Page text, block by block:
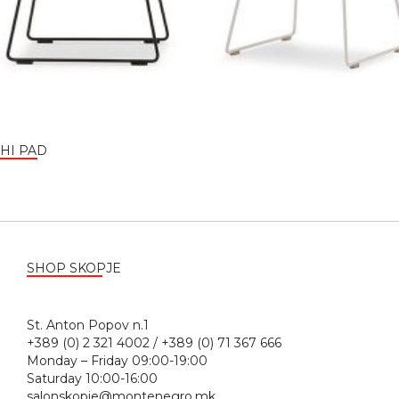
HI PAD
SHOP SKOPJE
St. Anton Popov n.1
+389 (0) 2 321 4002 / +389 (0) 71 367 666
Monday – Friday 09:00-19:00
Saturday 10:00-16:00